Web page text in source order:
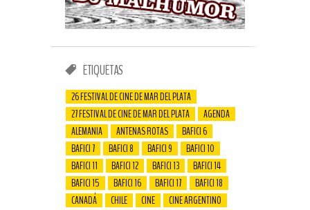
ETIQUETAS
26 FESTIVAL DE CINE DE MAR DEL PLATA
27 FESTIVAL DE CINE DE MAR DEL PLATA
AGENDA
ALEMANIA
ANTENAS ROTAS
BAFICI 6
BAFICI 7
BAFICI 8 BAFICI 9
BAFICI 10
BAFICI 11
BAFICI 12 BAFICI 13
BAFICI 14
BAFICI 15
BAFICI 16 BAFICI 17
BAFICI 18
CANADÁ
CHILE CINE
CINE ARGENTINO